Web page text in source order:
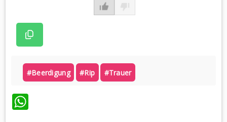
#beerdigung #rip #trauer
WhatsApp